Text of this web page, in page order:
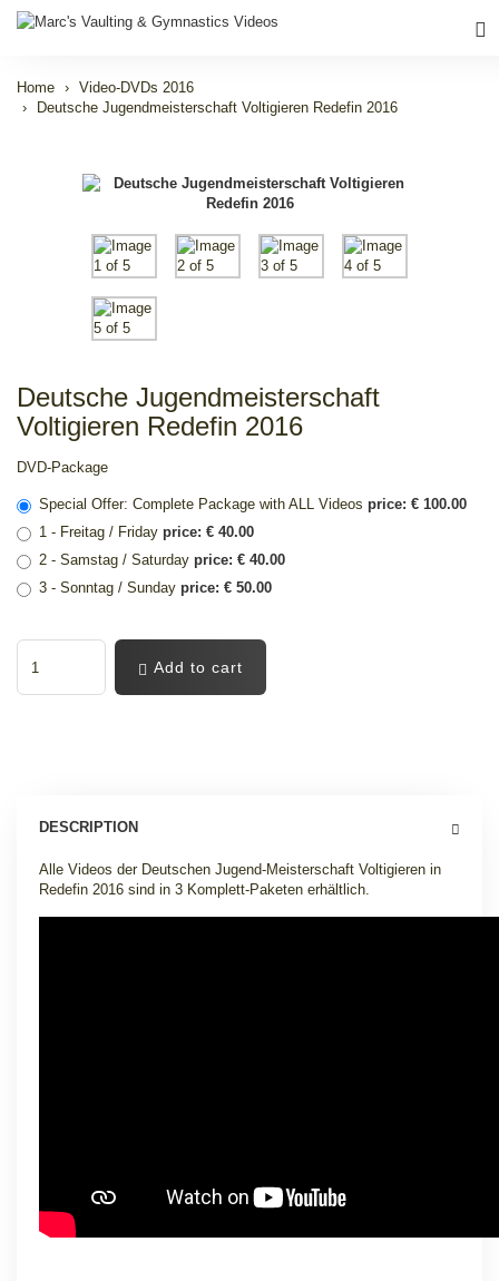
Home
Video-DVDs 2016
Deutsche Jugendmeisterschaft Voltigieren Redefin 2016
Deutsche Jugendmeisterschaft
Voltigieren Redefin 2016
DVD-Package
Special Offer: Complete Package with ALL Videos price: € 100.00
1 - Freitag / Friday price: € 40.00
2 - Samstag / Saturday price: € 40.00
3 - Sonntag / Sunday price: € 50.00
Add to cart
DESCRIPTION
Alle Videos der Deutschen Jugend-Meisterschaft Voltigieren in
Redefin 2016 sind in 3 Komplett-Paketen erhältlich.